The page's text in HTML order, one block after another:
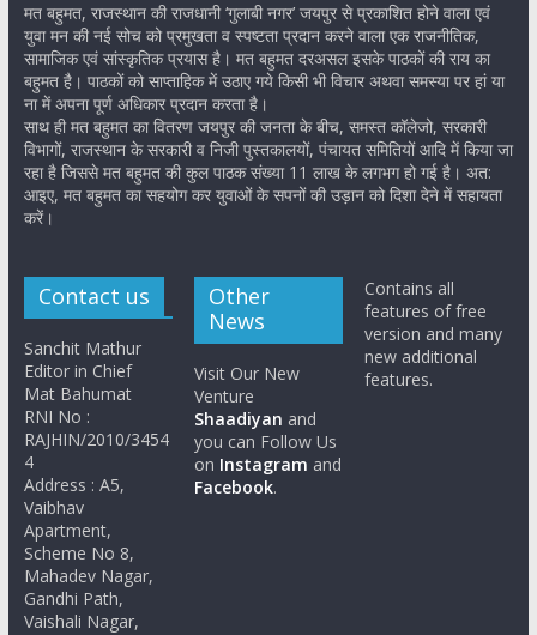
मत बहुमत, राजस्थान की राजधानी ‘गुलाबी नगर’ जयपुर से प्रकाशित होने वाला एवं
युवा मन की नई सोच को प्रमुखता व स्पष्टता प्रदान करने वाला एक राजनीतिक,
सामाजिक एवं सांस्कृतिक प्रयास है। मत बहुमत दरअसल इसके पाठकों की राय का
बहुमत है। पाठकों को साप्ताहिक में उठाए गये किसी भी विचार अथवा समस्या पर हां या
ना में अपना पूर्ण अधिकार प्रदान करता है।
साथ ही मत बहुमत का वितरण जयपुर की जनता के बीच, समस्त कॉलेजो, सरकारी
विभागों, राजस्थान के सरकारी व निजी पुस्तकालयों, पंचायत समितियों आदि में किया जा
रहा है जिससे मत बहुमत की कुल पाठक संख्या 11 लाख के लगभग हो गई है। अत:
आइए, मत बहुमत का सहयोग कर युवाओं के सपनों की उड़ान को दिशा देने में सहायता
करें।
Contact us
Sanchit Mathur
Editor in Chief
Mat Bahumat
RNI No :
RAJHIN/2010/3454
4
Address : A5,
Vaibhav
Apartment,
Scheme No 8,
Mahadev Nagar,
Gandhi Path,
Vaishali Nagar,
Other
News
Visit Our New
Venture
Shaadiyan and
you can Follow Us
on Instagram and
Facebook.
Contains all
features of free
version and many
new additional
features.